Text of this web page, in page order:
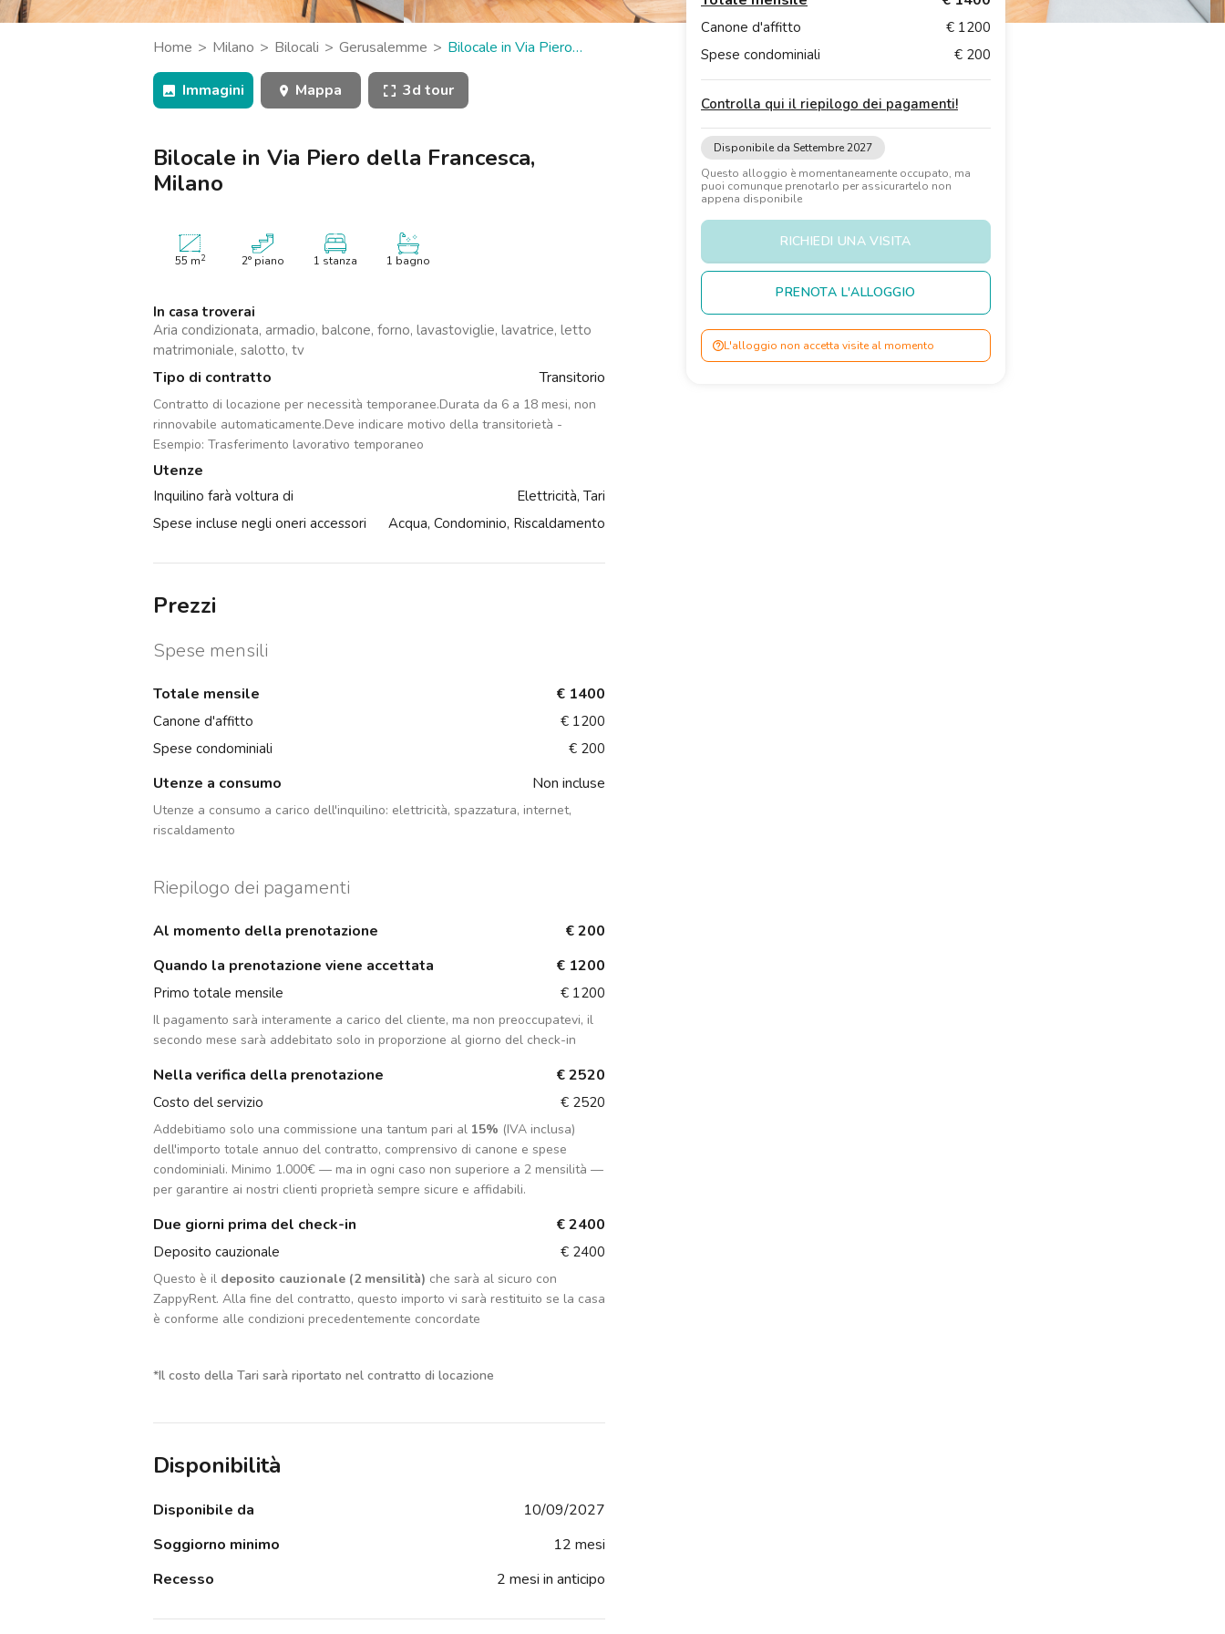
Catania
Padova
Home Milano Bilocali Gerusalemme
Bilocale in Via Piero
della Francesca, Milano
Immagini
Mappa 3d tour
Bilocale in Via Piero della Francesca,
Milano
55 m2 2° piano 1 stanza 1 bagno
In casa troverai
Aria condizionata, armadio, balcone, forno, lavastoviglie, lavatrice, letto
matrimoniale, salotto, tv
Tipo di contratto Transitorio
Contratto di locazione per necessità temporanee.Durata da 6 a 18 mesi, non
rinnovabile automaticamente.Deve indicare motivo della transitorietà -
Esempio: Trasferimento lavorativo temporaneo
Utenze
Inquilino farà voltura di
Elettricità, Tari
Spese incluse negli oneri accessori
Acqua, Condominio, Riscaldamento
Prezzi
Spese mensili
Totale mensile € 1400
Canone d'affitto
€ 1200
Spese condominiali
€ 200
Utenze a consumo Non incluse
Utenze a consumo a carico dell'inquilino: elettricità, spazzatura, internet,
riscaldamento
Riepilogo dei pagamenti
Al momento della prenotazione
€ 200
Quando la prenotazione viene accettata
€ 1200
Primo totale mensile € 1200
Il pagamento sarà interamente a carico del cliente, ma non preoccupatevi, il
secondo mese sarà addebitato solo in proporzione al giorno del check-in
Nella verifica della prenotazione € 2520
Costo del servizio € 2520
Addebitiamo solo una commissione una tantum pari al 15% (IVA inclusa)
dell'importo totale annuo del contratto, comprensivo di canone e spese
condominiali. Minimo 1.000€ — ma in ogni caso non superiore a 2 mensilità —
per garantire ai nostri clienti proprietà sempre sicure e affidabili.
Due giorni prima del check-in € 2400
Deposito cauzionale € 2400
Questo è il deposito cauzionale (2 mensilità) che sarà al sicuro con
ZappyRent. Alla fine del contratto, questo importo vi sarà restituito se la casa
è conforme alle condizioni precedentemente concordate
*Il costo della Tari sarà riportato nel contratto di locazione
Disponibilità
Disponibile da
10/09/2027
Soggiorno minimo
12 mesi
Recesso
2 mesi in anticipo
Canone d'affitto
€ 1200
Spese condominiali
€ 200
Controlla qui il riepilogo dei pagamenti!
Disponibile da Settembre 2027
Questo alloggio è momentaneamente occupato, ma
puoi comunque prenotarlo per assicurartelo non
appena disponibile
RICHIEDI UNA VISITA
PRENOTA L'ALLOGGIO
L'alloggio non accetta visite al momento